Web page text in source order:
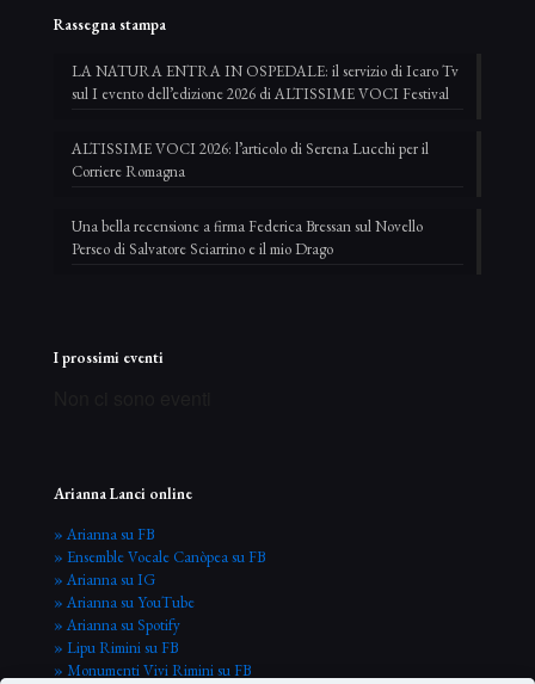
Rassegna stampa
LA NATURA ENTRA IN OSPEDALE: il servizio di Icaro Tv
sul I evento dell’edizione 2026 di ALTISSIME VOCI Festival
ALTISSIME VOCI 2026: l’articolo di Serena Lucchi per il
Corriere Romagna
Una bella recensione a firma Federica Bressan sul Novello
Perseo di Salvatore Sciarrino e il mio Drago
I prossimi eventi
Arianna Lanci online
» Arianna su FB
» Ensemble Vocale Canòpea su FB
» Arianna su IG
» Arianna su YouTube
» Arianna su Spotify
» Lipu Rimini su FB
» Monumenti Vivi Rimini su FB